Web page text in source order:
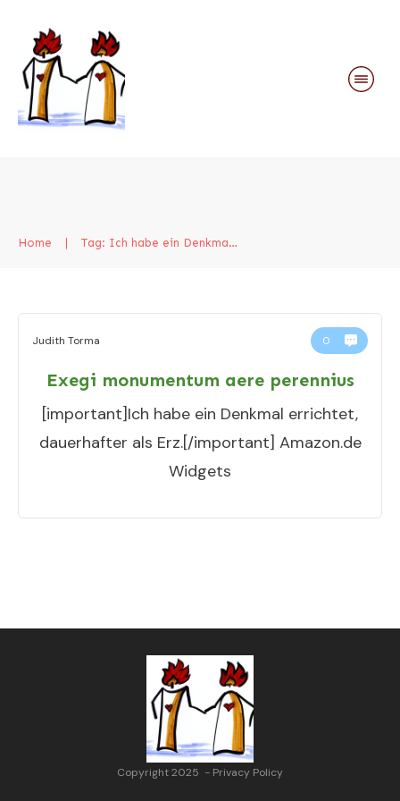
Home Tag: Ich habe ein Denkmal errichtet
Judith Torma 0
Exegi monumentum aere perennius
[important]Ich habe ein Denkmal errichtet,
dauerhafter als Erz.[/important] Amazon.de
Widgets
Copyright 2025 - Privacy Policy